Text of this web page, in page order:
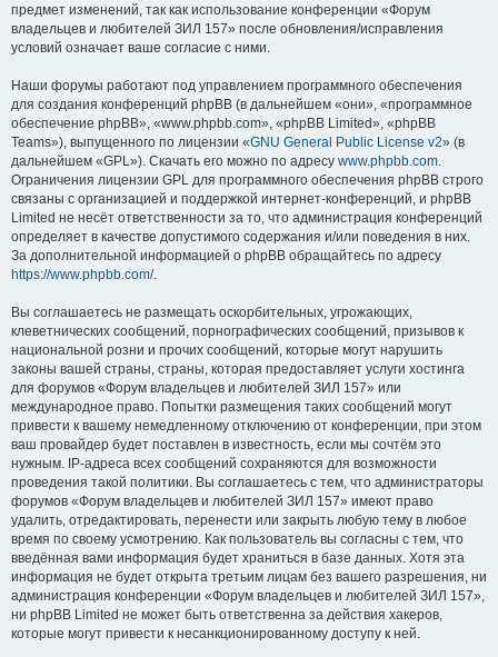
предмет изменений, так как использование конференции «Форум
владельцев и любителей ЗИЛ 157» после обновления/исправления
условий означает ваше согласие с ними.
Наши форумы работают под управлением программного обеспечения
для создания конференций phpBB (в дальнейшем «они», «программное
обеспечение phpBB», «www.phpbb.com», «phpBB Limited», «phpBB
Teams»), выпущенного по лицензии «GNU General Public License v2» (в
дальнейшем «GPL»). Скачать его можно по адресу www.phpbb.com.
Ограничения лицензии GPL для программного обеспечения phpBB строго
связаны с организацией и поддержкой интернет-конференций, и phpBB
Limited не несёт ответственности за то, что администрация конференций
определяет в качестве допустимого содержания и/или поведения в них.
За дополнительной информацией о phpBB обращайтесь по адресу
https://www.phpbb.com/.
Вы соглашаетесь не размещать оскорбительных, угрожающих,
клеветнических сообщений, порнографических сообщений, призывов к
национальной розни и прочих сообщений, которые могут нарушить
законы вашей страны, страны, которая предоставляет услуги хостинга
для форумов «Форум владельцев и любителей ЗИЛ 157» или
международное право. Попытки размещения таких сообщений могут
привести к вашему немедленному отключению от конференции, при этом
ваш провайдер будет поставлен в известность, если мы сочтём это
нужным. IP-адреса всех сообщений сохраняются для возможности
проведения такой политики. Вы соглашаетесь с тем, что администраторы
форумов «Форум владельцев и любителей ЗИЛ 157» имеют право
удалить, отредактировать, перенести или закрыть любую тему в любое
время по своему усмотрению. Как пользователь вы согласны с тем, что
введённая вами информация будет храниться в базе данных. Хотя эта
информация не будет открыта третьим лицам без вашего разрешения, ни
администрация конференции «Форум владельцев и любителей ЗИЛ 157»,
ни phpBB Limited не может быть ответственна за действия хакеров,
которые могут привести к несанкционированному доступу к ней.